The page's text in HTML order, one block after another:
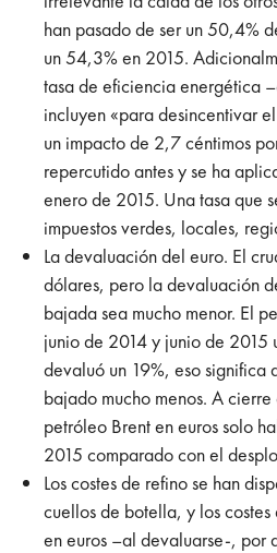
han pasado de ser un 50,4%
un 54,3% en 2015.
tasa de eficiencia energética
incluyen «para desincentivar
un impacto de 2,7 céntimos
repercutido antes y se ha
enero de 2015. Una tasa que
impuestos verdes, locales,
La devaluación del euro. El
dólares, pero la devaluación
bajada sea mucho menor. El
junio de 2014 y junio de 2015
devaluó un 19%, eso significa
bajado mucho menos. A
petróleo Brent en euros solo
2015 comparado con el
Los costes de refino se han
cuellos de botella, y los
en euros –al devaluarse-, por